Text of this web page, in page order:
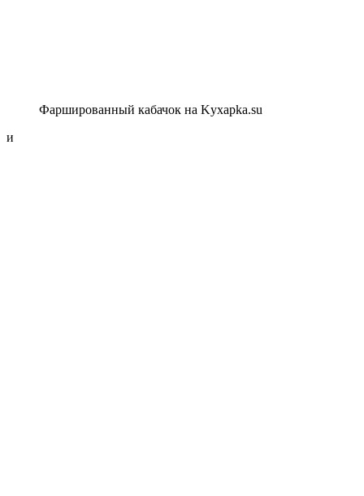
Фаршированный кабачок на Kyxapka.su
и